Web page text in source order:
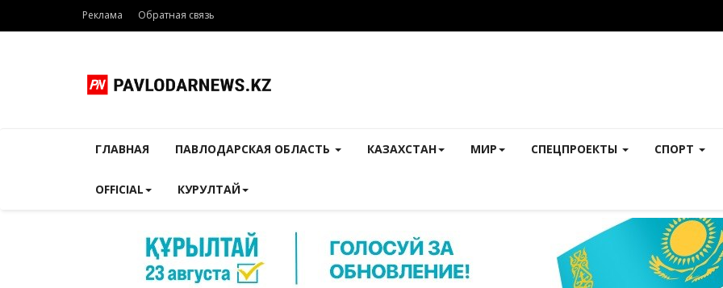
Реклама Обратная связь
ГЛАВНАЯ ПАВЛОДАРСКАЯ ОБЛАСТЬ КАЗАХСТАН МИР СПЕЦПРОЕКТЫ СПОРТ
OFFICIAL КУРУЛТАЙ